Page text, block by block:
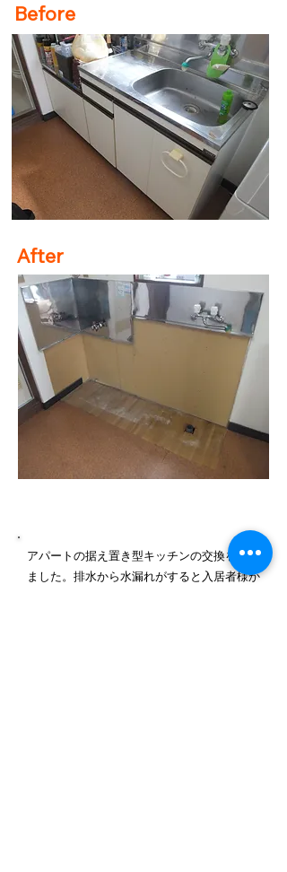
Before
After
アパートの据え置き型キッチンの交換を行い
ました。排水から水漏れがすると入居者様か